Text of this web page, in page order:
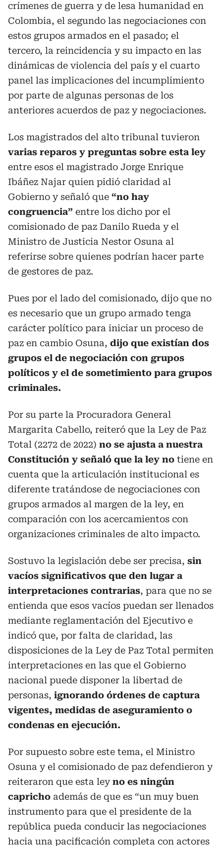
crímenes de guerra y de lesa humanidad en
Colombia, el segundo las negociaciones con
estos grupos armados en el pasado; el
tercero, la reincidencia y su impacto en las
dinámicas de violencia del país y el cuarto
panel las implicaciones del incumplimiento
por parte de algunas personas de los
anteriores acuerdos de paz y negociaciones.
Los magistrados del alto tribunal tuvieron
varias reparos y preguntas sobre esta ley
entre esos el magistrado Jorge Enrique
Ibáñez Najar quien pidió claridad al
Gobierno y señaló que “no hay
congruencia” entre los dicho por el
comisionado de paz Danilo Rueda y el
Ministro de Justicia Nestor Osuna al
referirse sobre quienes podrían hacer parte
de gestores de paz.
Pues por el lado del comisionado, dijo que no
es necesario que un grupo armado tenga
carácter político para iniciar un proceso de
paz en cambio Osuna, dijo que existían dos
grupos el de negociación con grupos
políticos y el de sometimiento para grupos
criminales.
Por su parte la Procuradora General
Margarita Cabello, reiteró que la Ley de Paz
Total (2272 de 2022) no se ajusta a nuestra
Constitución y señaló que la ley no tiene en
cuenta que la articulación institucional es
diferente tratándose de negociaciones con
grupos armados al margen de la ley, en
comparación con los acercamientos con
organizaciones criminales de alto impacto.
Sostuvo la legislación debe ser precisa, sin
vacíos significativos que den lugar a
interpretaciones contrarias, para que no se
entienda que esos vacíos puedan ser llenados
mediante reglamentación del Ejecutivo e
indicó que, por falta de claridad, las
disposiciones de la Ley de Paz Total permiten
interpretaciones en las que el Gobierno
nacional puede disponer la libertad de
personas, ignorando órdenes de captura
vigentes, medidas de aseguramiento o
condenas en ejecución.
Por supuesto sobre este tema, el Ministro
Osuna y el comisionado de paz defendieron y
reiteraron que esta leyno es ningún
capricho además de que es “un muy buen
instrumento para que el presidente de la
república pueda conducir las negociaciones
hacia una pacificación completa con actores